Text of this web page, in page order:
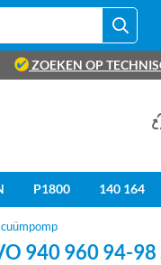
ZOEKEN OP
P1800 140 164
940 960 94-